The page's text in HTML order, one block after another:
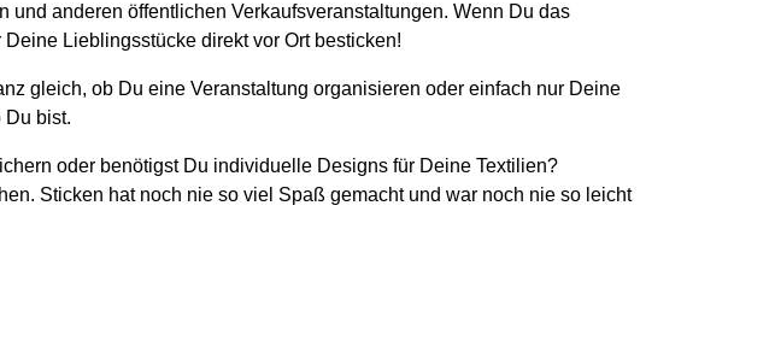
und anderen öffentlichen Verkaufsveranstaltungen. Wenn Du das
Lieblingsstücke direkt vor Ort besticken!
gleich, ob Du eine Veranstaltung organisieren oder einfach nur Deine
Du bist.
oder benötigst Du individuelle Designs für Deine Textilien?
Sticken hat noch nie so viel Spaß gemacht und war noch nie so leicht